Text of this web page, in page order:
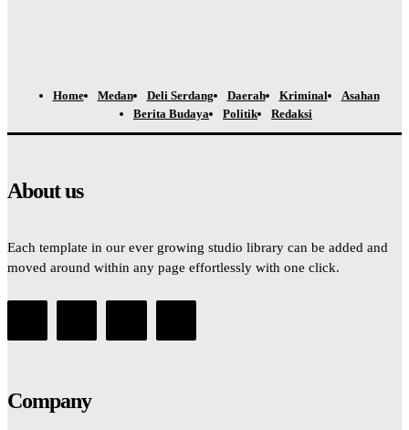
Home Medan Deli Serdang Daerah Kriminal
Asahan
Berita Budaya
Politik Redaksi
About us
Each template in our ever growing studio library can be added and
moved around within any page effortlessly with one click.
Company